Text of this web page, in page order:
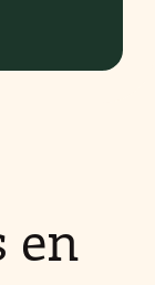
en